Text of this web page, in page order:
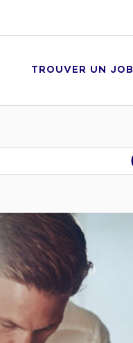
TROUVER UN JOB